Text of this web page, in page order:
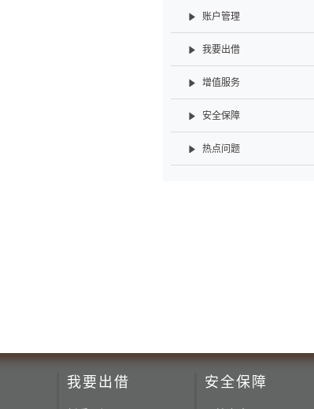
账户管理
我要出借
增值服务
安全保障
热点问题
我要出借 安全保障